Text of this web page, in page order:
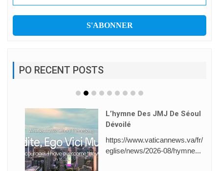
PO RECENT POSTS
L’hymne Des JMJ De Séoul
Dévoilé
https://www.vaticannews.va/fr/
eglise/news/2026-08/hymne...